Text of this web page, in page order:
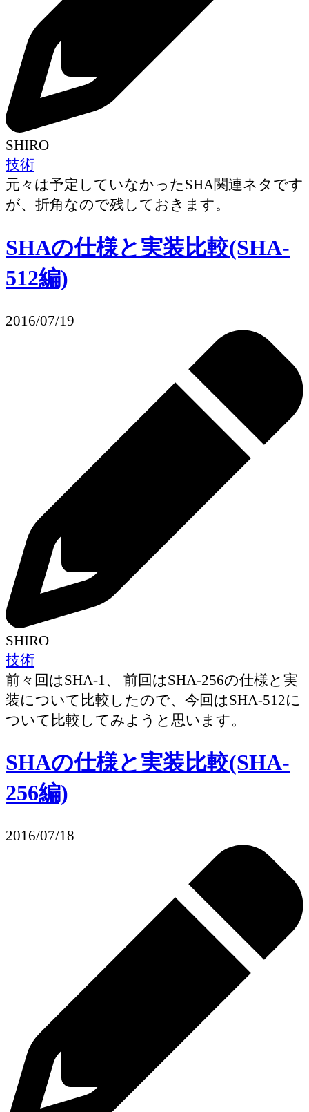
SHIRO
技術
元々は予定していなかったSHA関連ネタです
が、折角なので残しておきます。
SHAの仕様と実装比較(SHA-
512編)
2016/07/19
SHIRO
技術
前々回はSHA-1、 前回はSHA-256の仕様と実
装について比較したので、今回はSHA-512に
ついて比較してみようと思います。
SHAの仕様と実装比較(SHA-
256編)
2016/07/18